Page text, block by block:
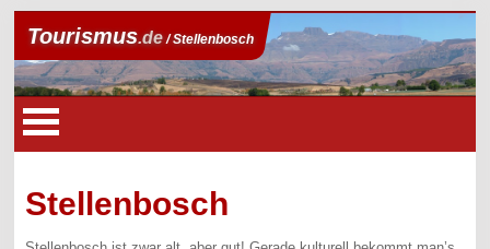
Tourismus.de/ Stellenbosch
Stellenbosch